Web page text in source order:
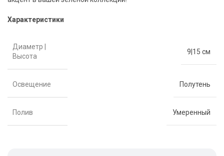
Характеристики
Диаметр |
Высота
9|15 см
Освещение Полутень
Полив Умеренный